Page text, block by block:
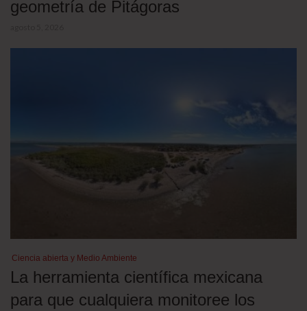
geometría de Pitágoras
Ciencia abierta y Medio Ambiente
La herramienta científica mexicana
para que cualquiera monitoree los